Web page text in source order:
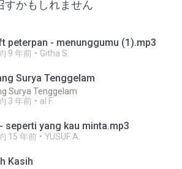
すかもしれません
peterpan - menunggumu (1).mp3
9 年前 Githa S.
Surya Tenggelam
Surya Tenggelam
3 年前 al F.
seperti yang kau minta.mp3
15 年前 YUSUF A.
Kasih